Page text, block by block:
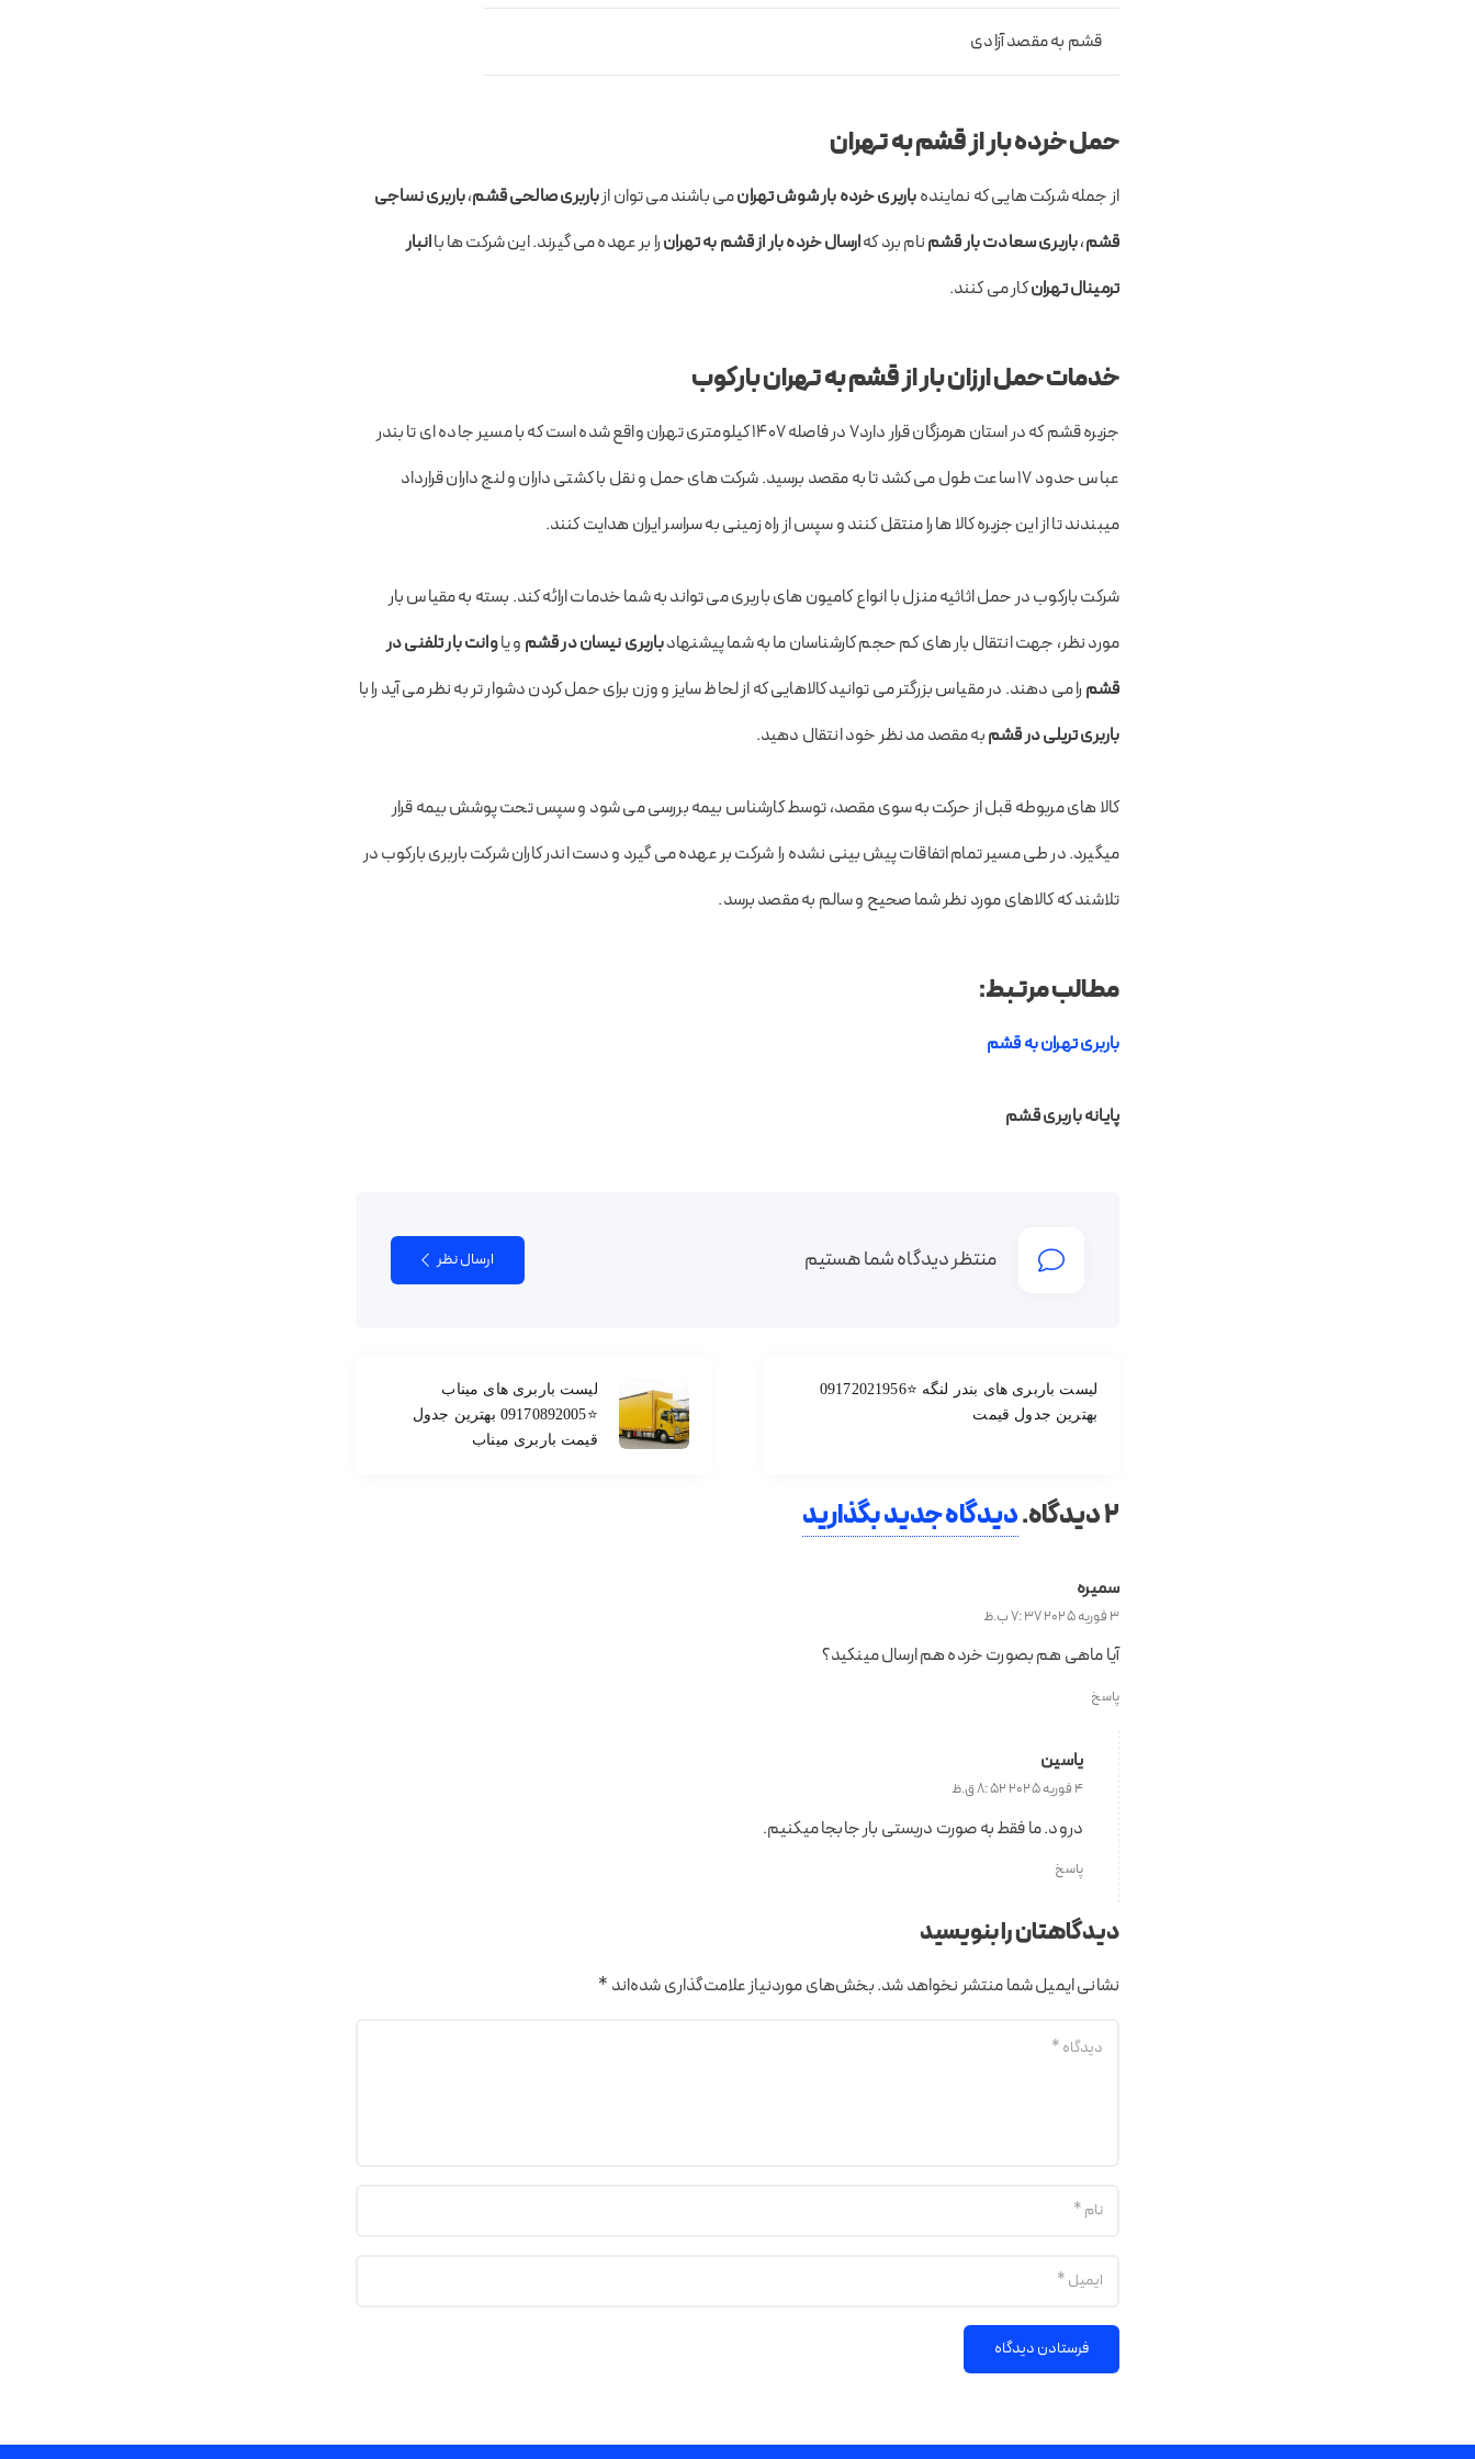
قشم به مقصد آزادی
حمل خرده بار از قشم به تهران
از جمله شرکت هایی که نمایندهباربری خرده بار شوش تهرانمی باشند می توان ازباربری صالحی قشم،باربری نساجی
قشم،باربری سعادت بار قشمنام برد کهارسال خرده بار از قشم به تهرانرا بر عهده می گیرند. این شرکت ها باانبار
ترمینال تهرانکار می کنند.
خدمات حمل ارزان بار از قشم به تهران بارکوب
جزیره قشم که در استان هرمزگان قرار دارد۷ در فاصله ۱۴۰۷ کیلومتری تهران واقع شده است که با مسیر جاده ای تا بندر
عباس حدود ۱۷ ساعت طول می کشد تا به مقصد برسید. شرکت های حمل و نقل با کشتی داران و لنج داران قرارداد
میبندند تا از این جزیره کالا ها را منتقل کنند و سپس از راه زمینی به سراسر ایران هدایت کنند.
شرکت بارکوب در حمل اثاثیه منزل با انواع کامیون های باربری می تواند به شما خدمات ارائه کند. بسته به مقیاس بار
مورد نظر، جهت انتقال بار های کم حجم کارشناسان ما به شما پیشنهادباربری نیسان در قشم و یاوانت بار تلفنی در
قشم را می دهند. در مقیاس بزرگتر می توانید کالاهایی که از لحاظ سایز و وزن برای حمل کردن دشوار تر به نظر می آید را با
باربری تریلی در قشمبه مقصد مد نظر خود انتقال دهید.
کالا های مربوطه قبل از حرکت به سوی مقصد، توسط کارشناس بیمه بررسی می شود و سپس تحت پوشش بیمه قرار
میگیرد. در طی مسیر تمام اتفاقات پیش بینی نشده را شرکت بر عهده می گیرد و دست اندر کاران شرکت باربری بارکوب در
تلاشند که کالاهای مورد نظر شما صحیح و سالم به مقصد برسد.
مطالب مرتبط:
باربری تهران به قشم
پایانه باربری قشم
منتظر دیدگاه شما هستیم ارسال نظر
لیست باربری های بندر لنگه ⭐️09172021956
بهترین جدول قیمت
لیست باربری های میناب
⭐️09170892005 بهترین جدول
قیمت باربری میناب
2دیدگاه.دیدگاه جدید بگذارید
سمیره
3 فوریه 2025 7:37 ب.ظ
آیا ماهی هم بصورت خرده هم ارسال مینکید؟
پاسخ
یاسین
4 فوریه 2025 8:52 ق.ظ
درود. ما فقط به صورت دربستی بار جابجا میکنیم.
پاسخ
دیدگاهتان را بنویسید
نشانی ایمیل شما منتشر نخواهد شد.بخش‌های موردنیاز علامت‌گذاری شده‌اند *
فرستادن دیدگاه